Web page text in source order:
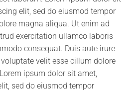
elit, sed do eiusmod tempor
magna aliqua. Ut enim ad
exercitation ullamco laboris
consequat. Duis aute irure
velit esse cillum dolore
ipsum dolor sit amet,
sed do eiusmod tempor